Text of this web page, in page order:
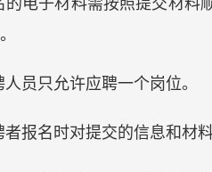
的电子材料需按照提交材
人员只允许应聘一个岗位。
者报名时对提交的信息和材